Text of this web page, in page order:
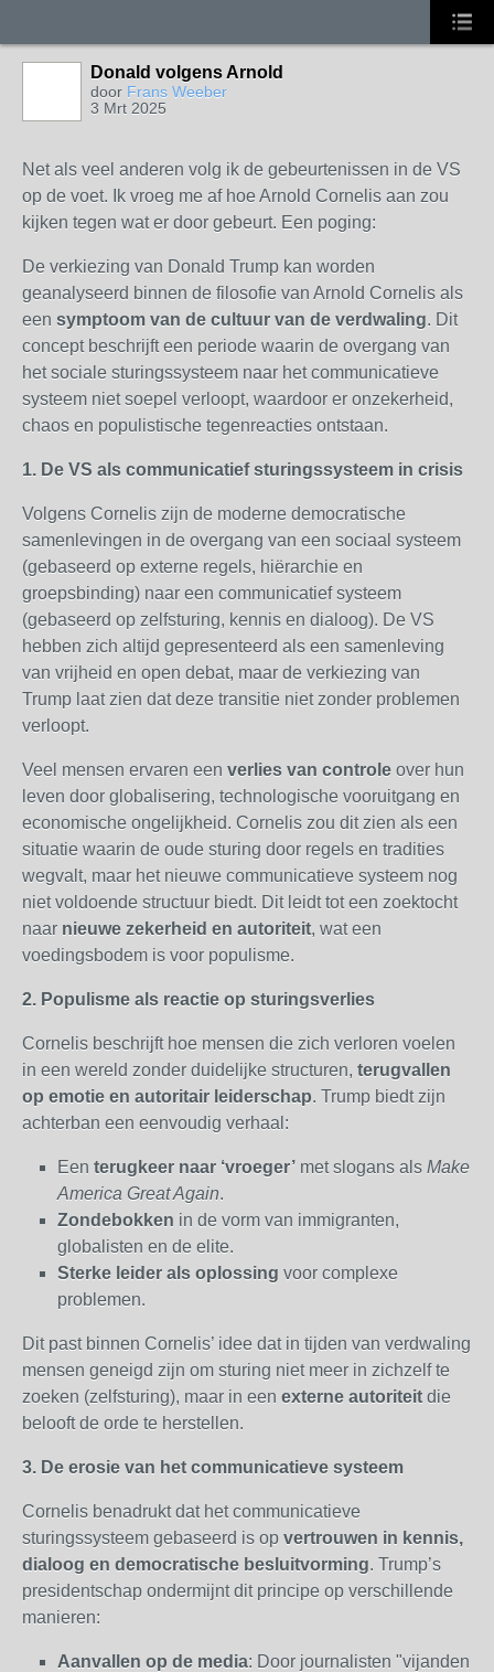
Donald volgens Arnold
door Frans Weeber
3 Mrt 2025
Net als veel anderen volg ik de gebeurtenissen in de VS
op de voet. Ik vroeg me af hoe Arnold Cornelis aan zou
kijken tegen wat er door gebeurt. Een poging:
De verkiezing van Donald Trump kan worden
geanalyseerd binnen de filosofie van Arnold Cornelis als
een symptoom van de cultuur van de verdwaling. Dit
concept beschrijft een periode waarin de overgang van
het sociale sturingssysteem naar het communicatieve
systeem niet soepel verloopt, waardoor er onzekerheid,
chaos en populistische tegenreacties ontstaan.
1. De VS als communicatief sturingssysteem in crisis
Volgens Cornelis zijn de moderne democratische
samenlevingen in de overgang van een sociaal systeem
(gebaseerd op externe regels, hiërarchie en
groepsbinding) naar een communicatief systeem
(gebaseerd op zelfsturing, kennis en dialoog). De VS
hebben zich altijd gepresenteerd als een samenleving
van vrijheid en open debat, maar de verkiezing van
Trump laat zien dat deze transitie niet zonder problemen
verloopt.
Veel mensen ervaren een verlies van controle over hun
leven door globalisering, technologische vooruitgang en
economische ongelijkheid. Cornelis zou dit zien als een
situatie waarin de oude sturing door regels en tradities
wegvalt, maar het nieuwe communicatieve systeem nog
niet voldoende structuur biedt. Dit leidt tot een zoektocht
naar nieuwe zekerheid en autoriteit, wat een
voedingsbodem is voor populisme.
2. Populisme als reactie op sturingsverlies
Cornelis beschrijft hoe mensen die zich verloren voelen
in een wereld zonder duidelijke structuren, terugvallen
op emotie en autoritair leiderschap. Trump biedt zijn
achterban een eenvoudig verhaal:
Een terugkeer naar ‘vroeger’ met slogans als Make
America Great Again.
Zondebokken in de vorm van immigranten,
globalisten en de elite.
Sterke leider als oplossing voor complexe
problemen.
Dit past binnen Cornelis’ idee dat in tijden van verdwaling
mensen geneigd zijn om sturing niet meer in zichzelf te
zoeken (zelfsturing), maar in een externe autoriteit die
belooft de orde te herstellen.
3. De erosie van het communicatieve systeem
Cornelis benadrukt dat het communicatieve
sturingssysteem gebaseerd is op vertrouwen in kennis,
dialoog en democratische besluitvorming. Trump’s
presidentschap ondermijnt dit principe op verschillende
manieren:
Aanvallen op de media: Door journalisten "vijanden